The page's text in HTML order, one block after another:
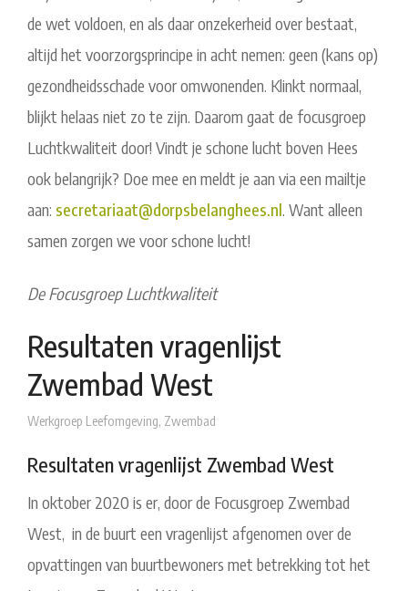
de wet voldoen, en als daar onzekerheid over bestaat,
altijd het voorzorgsprincipe in acht nemen: geen (kans op)
gezondheidsschade voor omwonenden. Klinkt normaal,
blijkt helaas niet zo te zijn. Daarom gaat de focusgroep
Luchtkwaliteit door! Vindt je schone lucht boven Hees
ook belangrijk? Doe mee en meldt je aan via een mailtje
aan: secretariaat@dorpsbelanghees.nl. Want alleen
samen zorgen we voor schone lucht!
De Focusgroep Luchtkwaliteit
Resultaten vragenlijst
Zwembad West
Werkgroep Leefomgeving, Zwembad
Resultaten vragenlijst Zwembad West
In oktober 2020 is er, door de Focusgroep Zwembad
West, in de buurt een vragenlijst afgenomen over de
opvattingen van buurtbewoners met betrekking tot het